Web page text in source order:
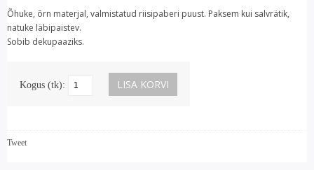
Õhuke, õrn materjal, valmistatud riisipaberi puust. Paksem kui salvrätik,
natuke läbipaistev.
Sobib dekupaaziks.
Kogus (tk):
Tweet